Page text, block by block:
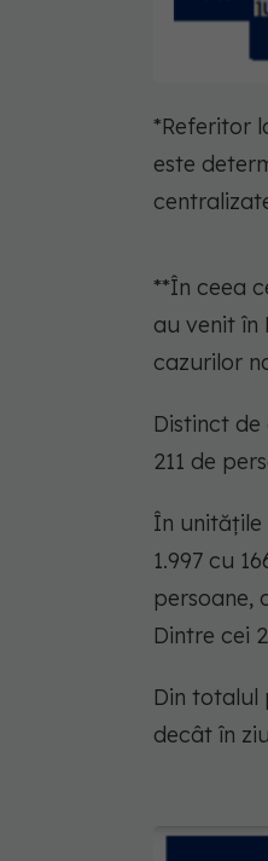
*Referitor
este
**În ceea
au venit în
cazurilor
Distinct
211 de
În unitățile
1.997 cu
persoane,
Dintre cei
Din totalul
decât în